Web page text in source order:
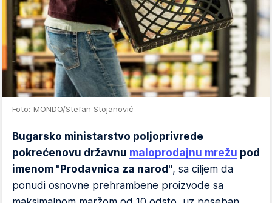
Foto: MONDO/Stefan Stojanović
Bugarsko ministarstvo poljoprivrede
pokrećenovu državnu maloprodajnu mrežu pod
imenom "Prodavnica za narod", sa ciljem da
ponudi osnovne prehrambene proizvode sa